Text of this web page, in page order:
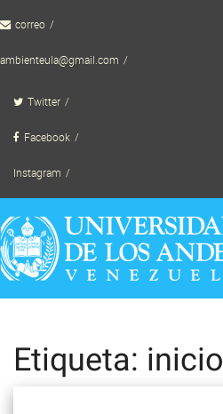
to correo
ambienteula@gmail.com
Twitter
Facebook
Instagram
Etiqueta: inicio